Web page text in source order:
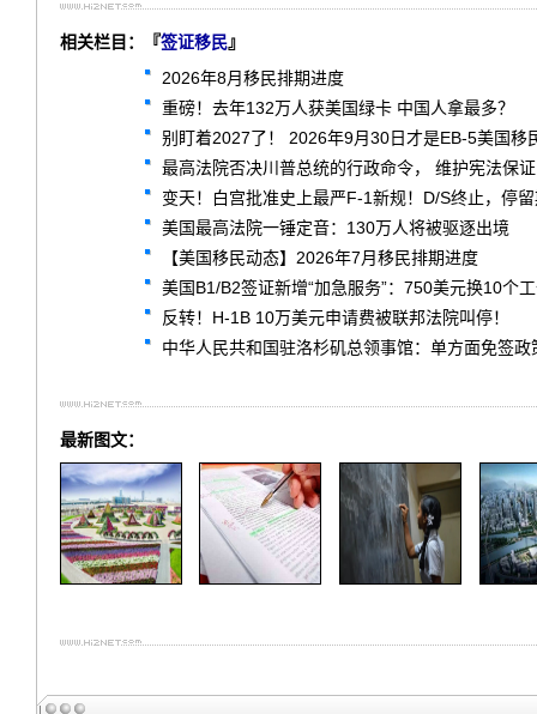
相关栏目：『签证移民』
2026年8月移民排期进度
重磅！去年132万人获美国绿卡 中国人拿最多？
别盯着2027了！ 2026年9月30日才是EB-5美国移
最高法院否决川普总统的行政命令， 维护宪法保
变天！白宫批准史上最严F-1新规！D/S终止，停
美国最高法院一锤定音：130万人将被驱逐出境
【美国移民动态】2026年7月移民排期进度
美国B1/B2签证新增“加急服务”：750美元换10个
反转！H-1B 10万美元申请费被联邦法院叫停！
中华人民共和国驻洛杉矶总领事馆：单方面免签
最新图文：